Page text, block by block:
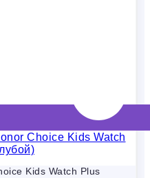
Kids Watch Plus